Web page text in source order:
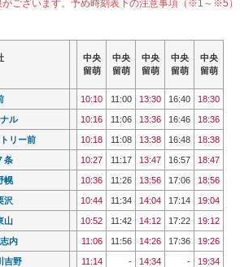
ございます。予め時刻表下の注意事項（※1～※5）
中央
留萌
中央
留萌
中央
留萌
中央
留萌
中央
留萌
中央
留萌
中央
留萌
中央
留萌
中央
留萌
中央
留萌
中央
留萌
中央
留萌
中央
留萌
中央
留萌
中央
留萌
10:10 11:00 13:30 16:40 18:30
ル 10:16 11:06 13:36 16:46 18:36
リー前 10:18 11:08 13:38 16:48 18:38
条 10:27 11:17 13:47 16:57 18:47
幌 10:36 11:26 13:56 17:06 18:56
沢 10:44 11:34 14:04 17:14 19:04
山 10:52 11:42 14:12 17:22 19:12
内 11:06 11:56 14:26 17:36 19:26
吉野 11:14 - 14:34 - 19:34
中央
留萌
中央
留萌
中央
留萌
中央
留萌
中央
留萌
10:10 11:00 13:30 16:40 18:30
ル 10:16 11:06 13:36 16:46 18:36
リー前 10:18 11:08 13:38 16:48 18:38
条 10:27 11:17 13:47 16:57 18:47
幌 10:36 11:26 13:56 17:06 18:56
沢 10:44 11:34 14:04 17:14 19:04
山 10:52 11:42 14:12 17:22 19:12
内 11:06 11:56 14:26 17:36 19:26
吉野 11:14 - 14:34 - 19:34